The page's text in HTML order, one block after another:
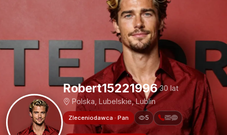
Robert15221996 30 lat
Polska, Lubelskie, Lublin
Zleceniodawca · Pan 5